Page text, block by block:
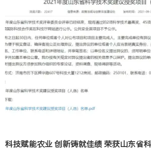
科技赋能农业 创新铸就佳绩 荣获山东省